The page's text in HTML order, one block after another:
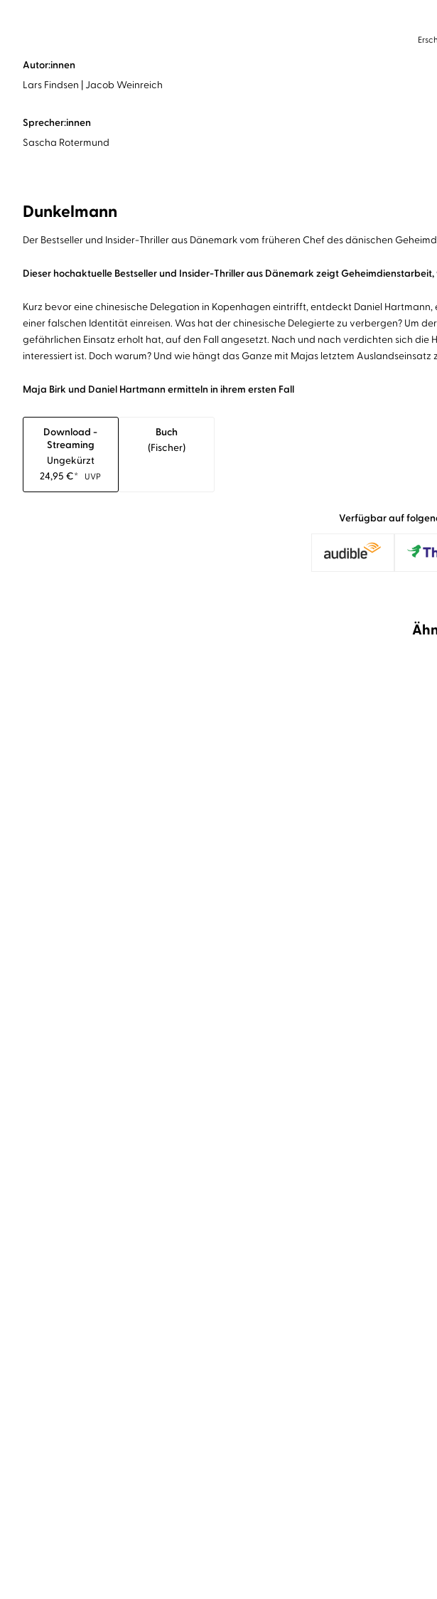
Autor:innen
Lars Findsen Jacob Weinreich
Sprecher:innen
Sascha Rotermund
Dunkelmann
Der Bestseller und Insider-Thriller aus Dänemark vom früheren Chef des dänischen
Dieser hochaktuelle Bestseller und Insider-Thriller aus Dänemark zeigt
Kurz bevor eine chinesische Delegation in Kopenhagen eintrifft, entdeckt Daniel
einer falschen Identität einreisen. Was hat der chinesische Delegierte zu verbergen? Um
gefährlichen Einsatz erholt hat, auf den Fall angesetzt. Nach und nach verdichten sich
interessiert ist. Doch warum? Und wie hängt das Ganze mit Majas letztem Auslandseinsatz
Maja Birk und Daniel Hartmann ermitteln in ihrem ersten Fall
Download -
Streaming
Ungekürzt
24,95€* UVP
Buch
(fischer)
Verfügbar auf